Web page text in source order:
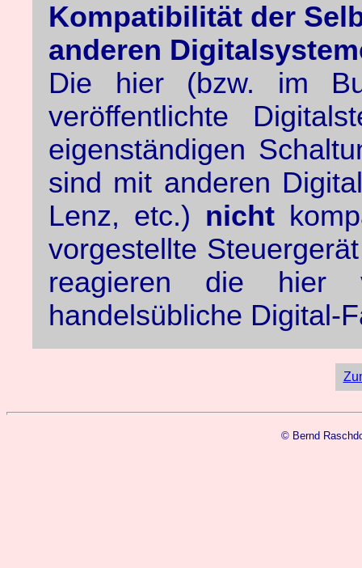
Kompatibilität der
anderen
Die hier (bzw. im
veröffentlichte
eigenständigen
sind mit anderen
Lenz, etc.) nicht
vorgestellte
reagieren die hier
handelsübliche Digital-
© Bernd